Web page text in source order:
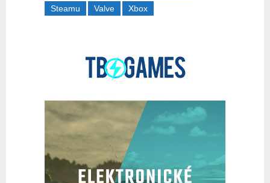
Steamu
Valve Xbox